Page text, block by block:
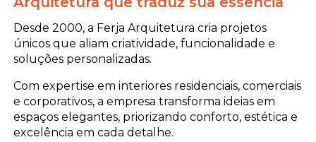
Desde 2000, a Ferja Arquitetura cria projetos
únicos que aliam criatividade, funcionalidade e
soluções personalizadas.
Com expertise em interiores residenciais, comerciais
e corporativos, a empresa transforma ideias em
espaços elegantes, priorizando conforto, estética e
excelência em cada detalhe.